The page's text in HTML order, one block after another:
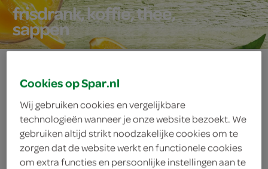
frisdrank, koffie, thee,
sappen
Let op: aanbiedingen zijn niet zichtbaar bij de
producten, maar worden wél automatisch
verwerkt in de winkelmand.
Cookies op Spar.nl
Wij gebruiken cookies en vergelijkbare
technologieën wanneer je onze website bezoekt. We
gebruiken altijd strikt noodzakelijke cookies om te
zorgen dat de website werkt en functionele cookies
om extra functies en persoonlijke instellingen aan te